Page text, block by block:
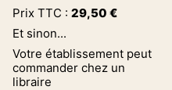
Prix TTC : 29,50 €
Et sinon...
Votre établissement peut
commander chez un
libraire